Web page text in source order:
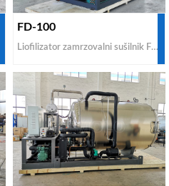
FD-100
Liofilizator zamrzovalni sušilnik FD-100 je dobavljen za proizvajalce hrane, ne uporablja se za dom ali laboratorij. FD-100 je veliko močnejši od domačega zamrzovalnega sušilnika in laboratorijskega sušilnika z zmrzovanjem. KEMOLO ponuja najboljšo ceno za liofilizacijske sušilnike z zamrzovanjem FD-100 med vsemi proizvajalci in dobavitelji velikih zamrzovalnih sušilnikov.